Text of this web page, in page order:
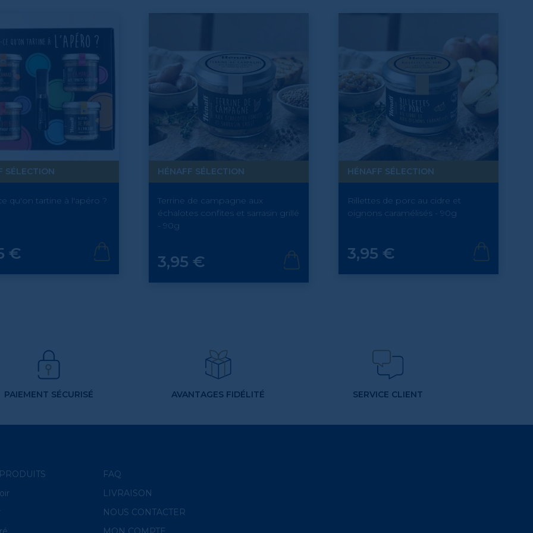
SÉLECTION
qu'on tartine à l'apéro ?
€
HÉNAFF SÉLECTION
Terrine de campagne aux
échalotes confites et sarrasin grillé
- 90g
Prix
3,95 €
HÉNAFF SÉLECTION
Rillettes de porc au cidre et
oignons caramélisés - 90g
Prix
3,95 €
PAIEMENT SÉCURISÉ AVANTAGES FIDÉLITÉ SERVICE CLIENT
FAQ
LIVRAISON
NOUS CONTACTER